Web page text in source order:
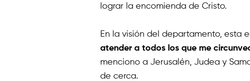
lograr la encomienda de Cristo.
En la visión del departamento, esta
atender a todos los que me
menciono a Jerusalén, Judea y
de cerca.